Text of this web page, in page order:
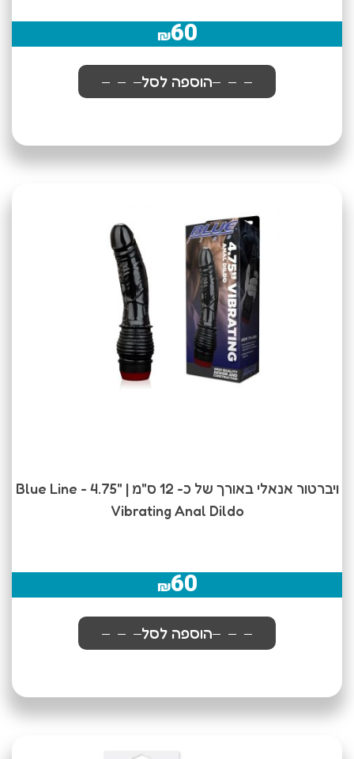
₪60
הוספה לסל
ויברטור אנאלי באורך של כ- 12 ס"מ | Blue Line - 4.75"
Vibrating Anal Dildo
₪60
הוספה לסל